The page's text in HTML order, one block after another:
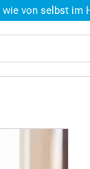
von selbst im